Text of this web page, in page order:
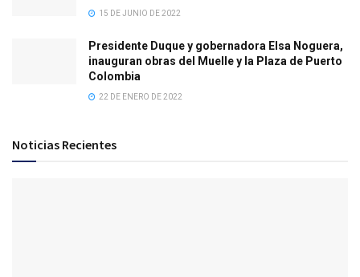
15 DE JUNIO DE 2022
Presidente Duque y gobernadora Elsa Noguera,
inauguran obras del Muelle y la Plaza de Puerto
Colombia
22 DE ENERO DE 2022
Noticias Recientes